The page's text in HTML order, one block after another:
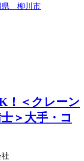
！＜クレーン
＞大手・コ